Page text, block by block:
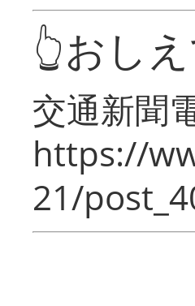
👆おし
交通新聞
https://
21/